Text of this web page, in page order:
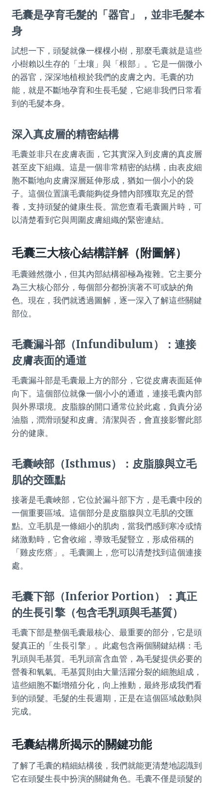
毛囊是孕育毛髮的「器官」，並非毛髮本
身
試想一下，頭髮就像一棵棵小樹，那麼毛囊就是這些
小樹賴以生存的「土壤」與「根部」。它是一個微小
的器官，深深地植根於我們的皮膚之內。毛囊的功
能，就是不斷地孕育和生長毛髮，它絕非我們日常看
到的毛髮本身。
深入真皮層的精密結構
毛囊並非只在皮膚表面，它其實深入到皮膚的真皮層
甚至皮下組織。這是一個非常精密的結構，由表皮細
胞不斷地向皮膚深層延伸形成，猶如一個小小的袋
子。這個位置讓毛囊能夠從身體內部獲取充足的營
養，支持頭髮的健康生長。當您查看毛囊圖片時，可
以清楚看到它與周圍皮膚組織的緊密連結。
毛囊三大核心結構詳解（附圖解）
毛囊雖然微小，但其內部結構卻極為複雜。它主要分
為三大核心部分，每個部分都扮演著不可或缺的角
色。現在，我們就透過圖解，逐一深入了解這些關鍵
部位。
毛囊漏斗部（Infundibulum）：連接
皮膚表面的通道
毛囊漏斗部是毛囊最上方的部分，它從皮膚表面延伸
向下。這個部位就像一個小小的通道，連接毛囊內部
與外界環境。皮脂腺的開口通常位於此處，負責分泌
油脂，潤滑頭髮和皮膚。清潔與否，會直接影響此部
分的健康。
毛囊峽部（Isthmus）：皮脂腺與立毛
肌的交匯點
接著是毛囊峽部，它位於漏斗部下方，是毛囊中段的
一個重要區域。這個部分是皮脂腺與立毛肌的交匯
點。立毛肌是一條細小的肌肉，當我們感到寒冷或情
緒激動時，它會收縮，導致毛髮豎立，形成俗稱的
「雞皮疙瘩」。毛囊圖上，您可以清楚找到這個連接
處。
毛囊下部（Inferior Portion）：真正
的生長引擎（包含毛乳頭與毛基質）
毛囊下部是整個毛囊最核心、最重要的部分，它是頭
髮真正的「生長引擎」。此處包含兩個關鍵結構：毛
乳頭與毛基質。毛乳頭富含血管，為毛髮提供必要的
營養和氧氣。毛基質則由大量活躍分裂的細胞組成，
這些細胞不斷增殖分化，向上推動，最終形成我們看
到的頭髮。毛髮的生長週期，正是在這個區域啟動與
完成。
毛囊結構所揭示的關鍵功能
了解了毛囊的精細結構後，我們就能更清楚地認識到
它在頭髮生長中扮演的關鍵角色。毛囊不僅是頭髮的